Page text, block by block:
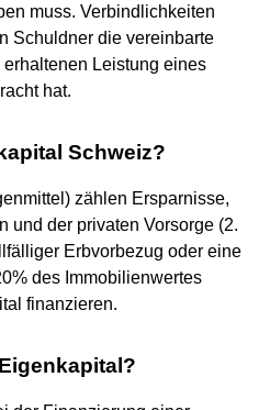
muss. Verbindlichkeiten
Schuldner die vereinbarte
Leistung eines
hat.
Schweiz?
zählen Ersparnisse,
und der privaten Vorsorge (2.
Erbvorbezug oder eine
des Immobilienwertes
finanzieren.